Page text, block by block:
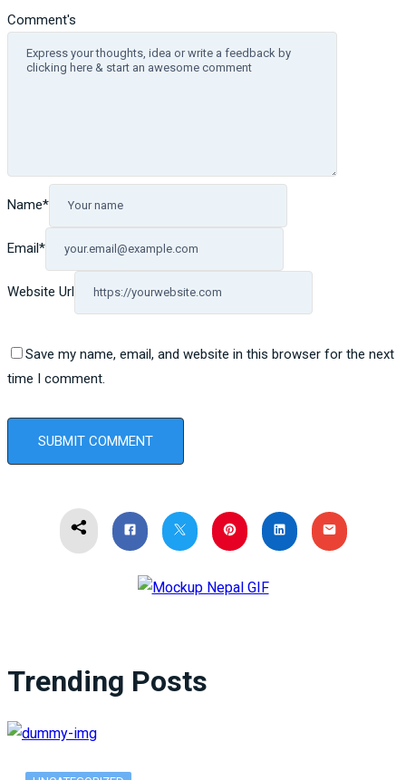
Comment's
Name*
Email*
Website Url
Save my name, email, and website in this browser for the next
time I comment.
Trending Posts